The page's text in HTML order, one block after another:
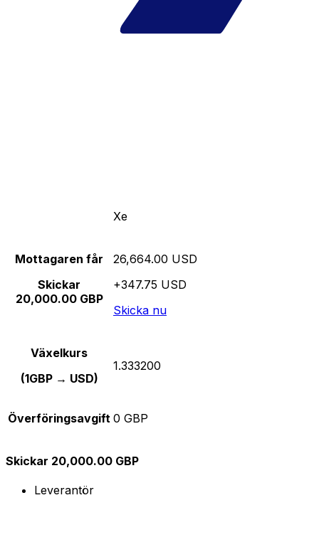
Xe
Mottagaren får
Skickar
20,000.00 GBP
26,664.00 USD
+347.75 USD
Skicka nu
Växelkurs
(1GBP → USD)
1.333200
Överföringsavgift 0 GBP
Skickar 20,000.00 GBP
Leverantör